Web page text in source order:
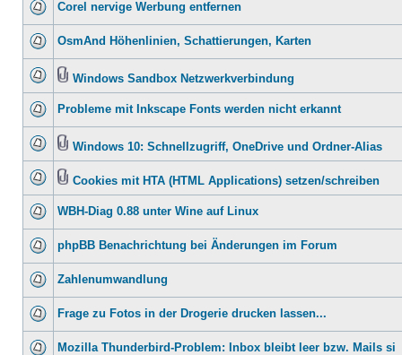
Corel nervige Werbung entfernen
OsmAnd Höhenlinien, Schattierungen, Karten
Windows Sandbox Netzwerkverbindung
Probleme mit Inkscape Fonts werden nicht erkannt
Windows 10: Schnellzugriff, OneDrive und Ordner-Alias
Cookies mit HTA (HTML Applications) setzen/schreiben
WBH-Diag 0.88 unter Wine auf Linux
phpBB Benachrichtung bei Änderungen im Forum
Zahlenumwandlung
Frage zu Fotos in der Drogerie drucken lassen...
Mozilla Thunderbird-Problem: Inbox bleibt leer bzw. Mails si